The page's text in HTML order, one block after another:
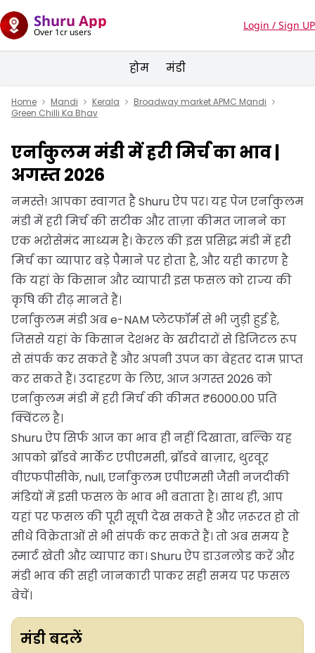
Shuru App
Over 1cr users
Login / Sign UP
होम मंडी
Home Mandi Kerala
Broadway market APMC Mandi
Green Chilli Ka Bhav
एर्नाकुलम मंडी में हरी मिर्च का भाव |
अगस्त 2026
नमस्ते! आपका स्वागत है Shuru ऐप पर। यह पेज एर्नाकुलम
मंडी में हरी मिर्च की सटीक और ताज़ा कीमत जानने का
एक भरोसेमंद माध्यम है। केरल की इस प्रसिद्ध मंडी में हरी
मिर्च का व्यापार बड़े पैमाने पर होता है, और यही कारण है
कि यहां के किसान और व्यापारी इस फसल को राज्य की
कृषि की रीढ़ मानते हैं।
एर्नाकुलम मंडी अब e-NAM प्लेटफॉर्म से भी जुड़ी हुई है,
जिससे यहां के किसान देशभर के खरीदारों से डिजिटल रूप
से संपर्क कर सकते हैं और अपनी उपज का बेहतर दाम प्राप्त
कर सकते हैं। उदाहरण के लिए, आज अगस्त 2026 को
एर्नाकुलम मंडी में हरी मिर्च की कीमत ₹6000.00 प्रति
क्विंटल है।
Shuru ऐप सिर्फ आज का भाव ही नहीं दिखाता, बल्कि यह
आपको ब्रॉडवे मार्केट एपीएमसी, ब्रॉडवे बाज़ार, थुरवूर
वीएफपीसीके, null, एर्नाकुलम एपीएमसी जैसी नजदीकी
मंडियों में इसी फसल के भाव भी बताता है। साथ ही, आप
यहां पर फसल की पूरी सूची देख सकते हैं और ज़रूरत हो तो
सीधे विक्रेताओं से भी संपर्क कर सकते हैं। तो अब समय है
स्मार्ट खेती और व्यापार का। Shuru ऐप डाउनलोड करें और
मंडी भाव की सही जानकारी पाकर सही समय पर फसल
बेचें।
मंडी बदलें